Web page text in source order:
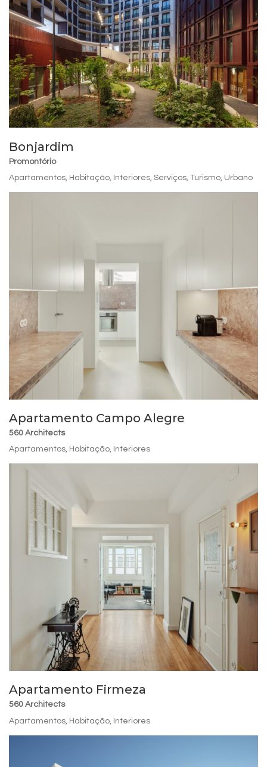
Bonjardim
Promontório
Apartamentos, Habitação, Interiores, Serviços, Turismo, Urbano
Apartamento Campo Alegre
560 Architects
Apartamentos, Habitação, Interiores
Apartamento Firmeza
560 Architects
Apartamentos Habitação Interiores